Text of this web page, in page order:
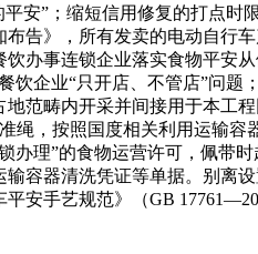
安”；缩短信用修复的打点
告》，所有发卖的电动自行
办事连锁企业落实食物平安
饮企业“只开店、不管店”问
范畴内开采并间接用于本工
绳，按照国度相关利用运输
办理”的食物运营许可，佩带
容器清洗凭证等单据。别离
安手艺规范》（GB